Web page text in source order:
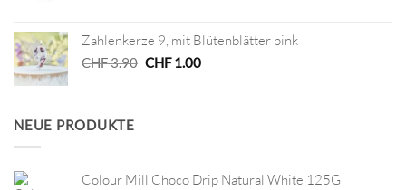
CHF 38.00CHF 19.00.
Zahlenkerze 9, mit Blütenblätter pink
CHF3.90 Ursprünglicher
CHF1.00Aktueller
NEUE PRODUKTE
Colour Mill Choco Drip Natural White 125G